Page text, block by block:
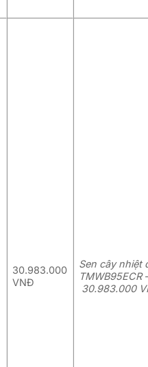
30.983.000
VNĐ
Sen cây nhiệt
TMWB95ECR
30.983.000